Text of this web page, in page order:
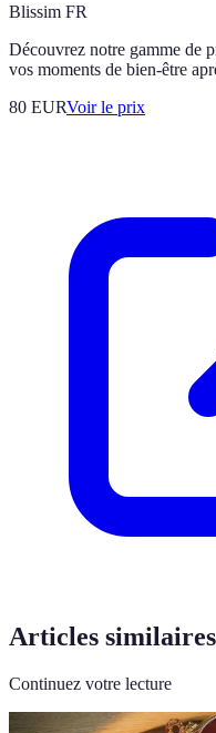
Blissim FR
Découvrez notre gamme de
vos moments de bien-être
80 EURVoir le prix
Articles similaires
Continuez votre lecture